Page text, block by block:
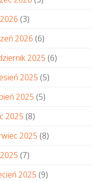
(3)
2026 (6)
2025 (6)
2025 (5)
2025 (5)
2025 (8)
2025 (8)
(7)
2025 (9)